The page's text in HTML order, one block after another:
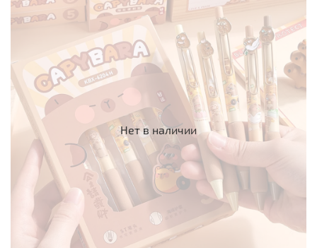
Нет в наличии